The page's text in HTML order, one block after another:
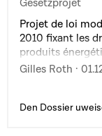
Gesetzprojet
Projet de loi
2010 fixant les
produits
tabacs
Gilles Roth ·
Den Dossier